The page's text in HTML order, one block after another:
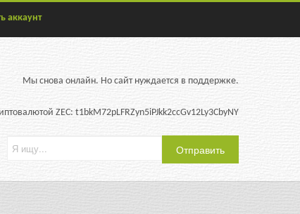
аккаунт
Мы снова онлайн. Но сайт нуждается в поддержке.
ZEC: t1bkM72pLFRZyn5iPJkk2ccGv12Ly3CbyNY